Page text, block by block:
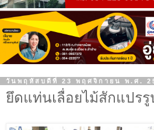
วันพฤหัสบดีที่ 23 พฤศจิกายน พ.ศ.
ยึดแท่นเลื่อยไม้สักแปร